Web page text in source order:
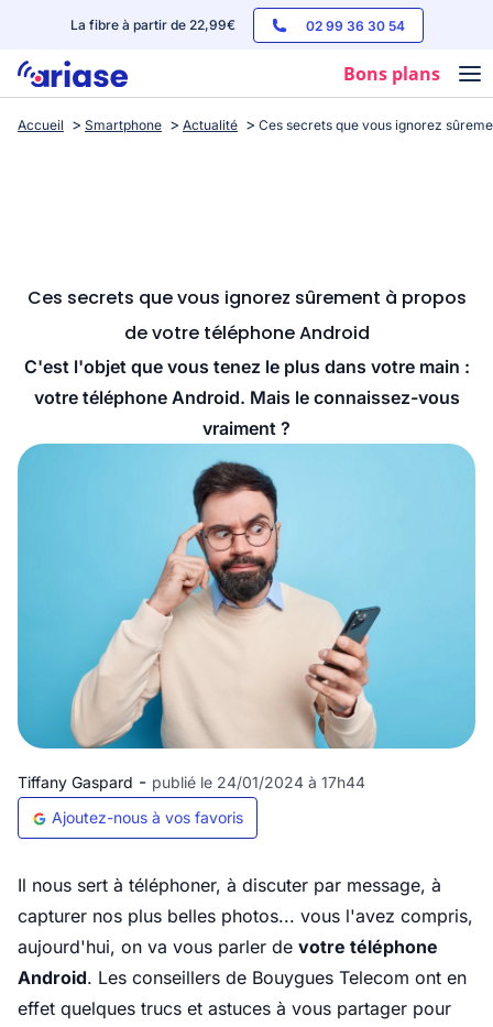
La fibre à partir de 22,99€ 02 99 36 30 54
Bons plans
Box internet
Accueil Smartphone Actualité Ces secrets que vous ignorez
Ces secrets que vous ignorez sûrement à propos
de votre téléphone Android
C'est l'objet que vous tenez le plus dans votre main :
votre téléphone Android. Mais le connaissez-vous
vraiment ?
Tiffany Gaspard - publié le 24/01/2024 à 17h44
Ajoutez-nous à vos favoris
Il nous sert à téléphoner, à discuter par message, à
capturer nos plus belles photos... vous l'avez compris,
aujourd'hui, on va vous parler de votre téléphone
Android. Les conseillers de Bouygues Telecom ont en
effet quelques trucs et astuces à vous partager pour